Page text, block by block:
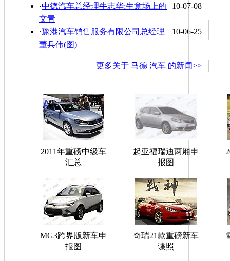
10-07-08
·中德汽车总经理牛志华:生意场上的
文青
10-06-25
·豫港汽车销售服务有限公司总经理
董兵伟(图)
更多关于 马德 汽车 的新闻>>
2011年重磅中级车
汇总
起亚福瑞迪两厢申
报图
MG3跨界版新车申
报图
奇瑞21款重磅新车
谍照